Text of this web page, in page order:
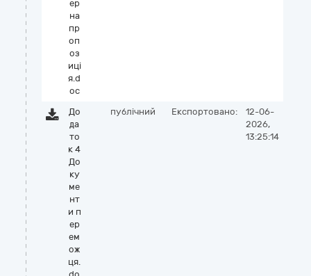
ер
на
пр
оп
оз
иці
я.d
oc
До
да
то
к 4
До
ку
ме
нт
и п
ер
ем
ож
ця.
публічний Експортовано:
12-06-
2026,
13:25:14